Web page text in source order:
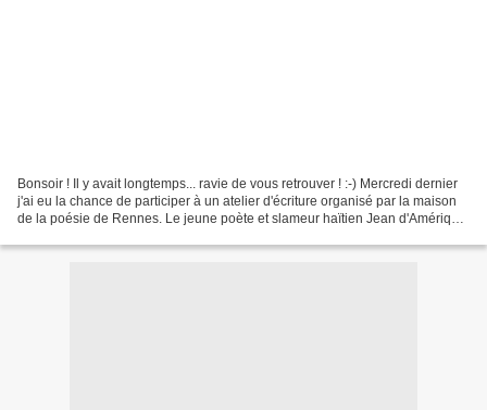
Bonsoir ! Il y avait longtemps... ravie de vous retrouver ! :-) Mercredi dernier
j'ai eu la chance de participer à un atelier d'écriture organisé par la maison
de la poésie de Rennes. Le jeune poète et slameur haïtien Jean d'Amérique